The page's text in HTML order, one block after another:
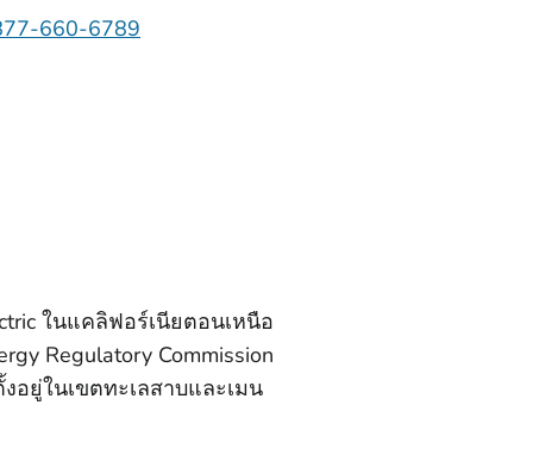
660-6789
ในแคลิฟอร์เนียตอนเหนือ
Regulatory Commission
อยู่ในเขตทะเลสาบและเมน